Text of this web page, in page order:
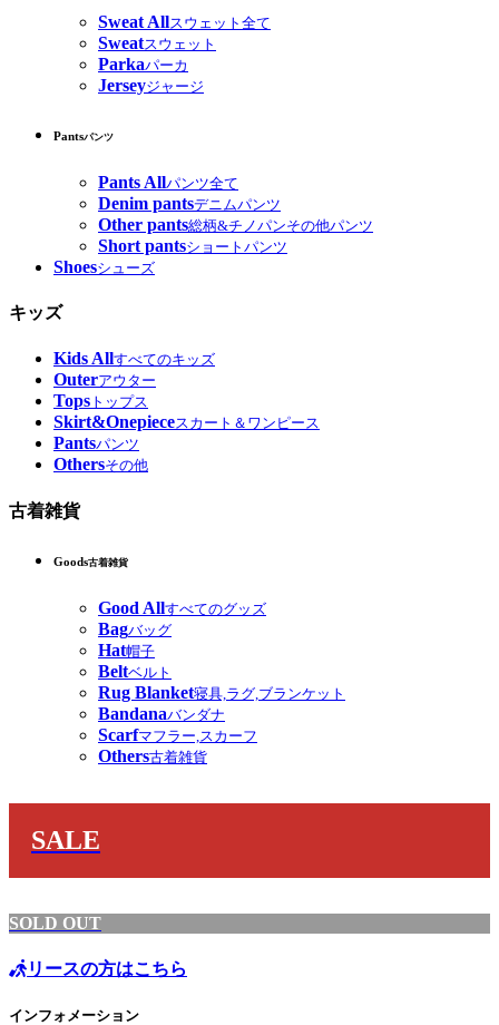
Sweat Allスウェット全て
Sweatスウェット
Parkaパーカ
Jerseyジャージ
Pantsパンツ
Pants Allパンツ全て
Denim pantsデニムパンツ
Other pants総柄&チノパンその他パンツ
Short pantsショートパンツ
Shoesシューズ
キッズ
Kids Allすべてのキッズ
Outerアウター
Tops トップス
Skirt&Onepieceスカート＆ワンピース
Pantsパンツ
Othersその他
古着雑貨
Goods古着雑貨
Good Allすべてのグッズ
Bagバッグ
Hat帽子
Beltベルト
Rug Blanket寝具,ラグ,ブランケット
Bandanaバンダナ
Scarfマフラー,スカーフ
Others古着雑貨
SALE
SOLD OUT
リースの方はこちら
インフォメーション